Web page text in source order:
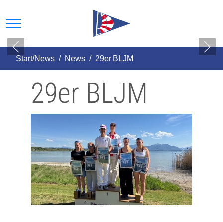
Mobile Menu Toggle
Start/News News 29er BLJM
29er BLJM